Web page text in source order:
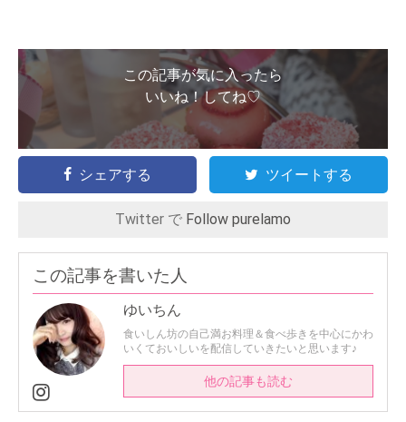
この記事が気に入ったら
いいね！してね♡
シェアする ツイートする
Twitter で Follow purelamo
この記事を書いた人
ゆいちん
食いしん坊の自己満お料理＆食べ歩きを中心にかわ
いくておいしいを配信していきたいと思います♪
他の記事も読む